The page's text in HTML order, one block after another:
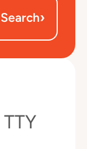
Search›
TTY